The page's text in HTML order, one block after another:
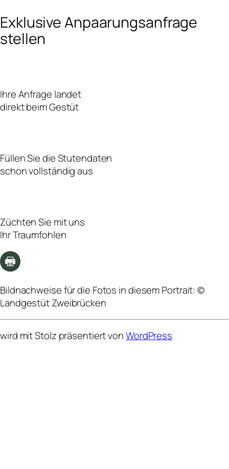
Exklusive Anpaarungsanfrage
stellen
Ihre Anfrage landet
direkt beim Gestüt
Füllen Sie die Stutendaten
schon vollständig aus
Züchten Sie mit uns
Ihr Traumfohlen
Bildnachweise für die Fotos in diesem Portrait: ©
Landgestüt Zweibrücken
wird mit Stolz präsentiert vonWordPress